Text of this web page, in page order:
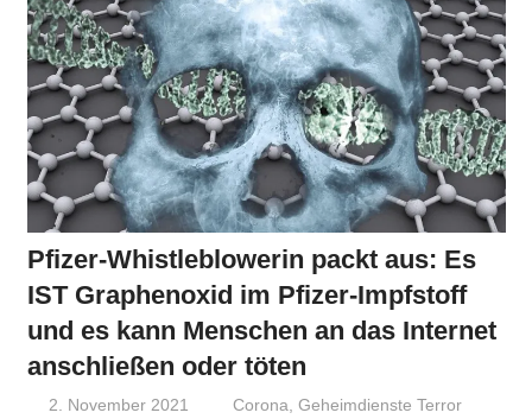
Pfizer-Whistleblowerin packt aus: Es
IST Graphenoxid im Pfizer-Impfstoff
und es kann Menschen an das Internet
anschließen oder töten
2. November 2021 Niki Vogt
Corona,Geheimdienste Terror